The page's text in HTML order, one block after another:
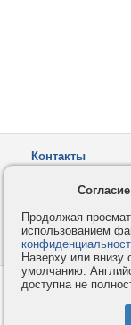
Контакты
Как оплатить
© 2008-
Продолжая
использованием
Наверху или внизу
умолчанию.
доступна не